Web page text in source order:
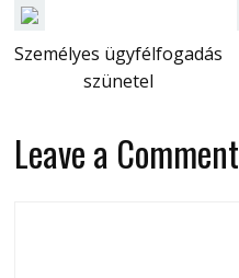
Személyes ügyfélfogadás
szünetel
Leave a Comment